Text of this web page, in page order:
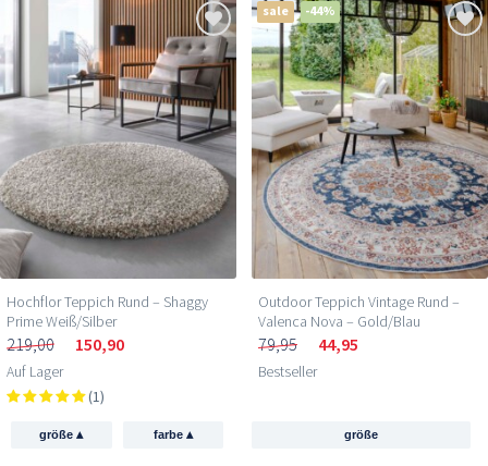
Hochflor Teppich Rund – Shaggy
Prime Weiß/Silber
219,00 150,90
Auf Lager
(1)
größe▴ farbe ▴
sale -44%
Outdoor Teppich Vintage Rund –
Valenca Nova – Gold/Blau
79,95 44,95
Bestseller
größe